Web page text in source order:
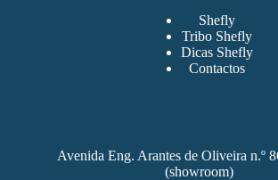
Shefly
Tribo Shefly
Dicas Shefly
Contactos
Avenida Eng. Arantes de Oliveira n.º
(showroom)